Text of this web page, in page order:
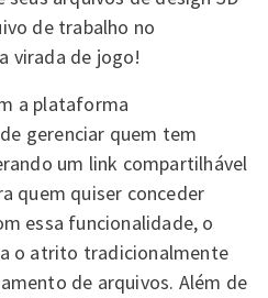
de trabalho no
virada de jogo!
a plataforma
gerenciar quem tem
um link compartilhável
quem quiser conceder
essa funcionalidade, o
o atrito tradicionalmente
de arquivos. Além de